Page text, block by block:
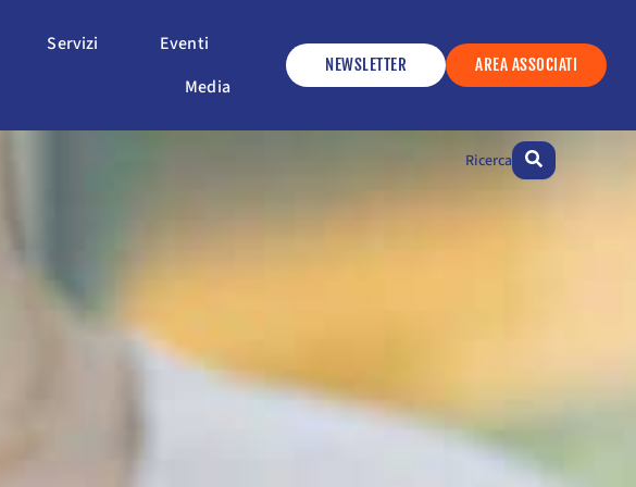
Apri Il Settore
Servizi Apri ServiziEventi
Media Apri Media
NEWSLETTER AREA ASSOCIATI
Ricerca